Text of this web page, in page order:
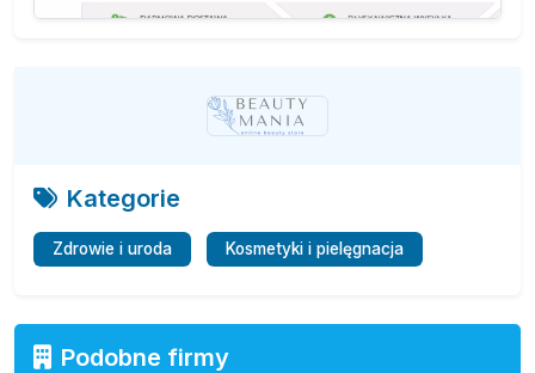
Kategorie
Zdrowie i uroda Kosmetyki i pielęgnacja
Podobne firmy